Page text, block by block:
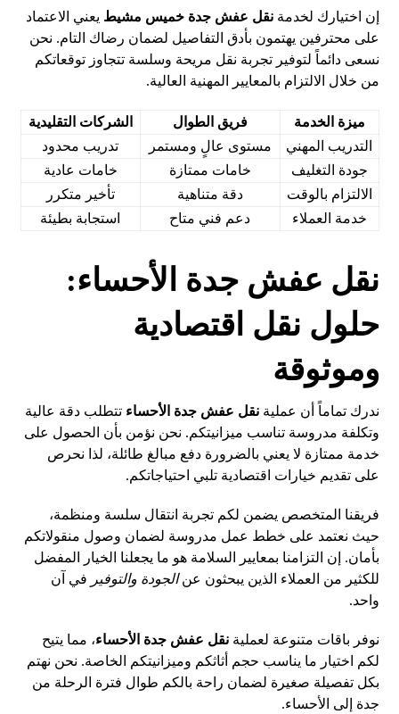
إن اختيارك لخدمةنقل عفش جدة خميس مشيط يعني الاعتماد
على محترفين يهتمون بأدق التفاصيل لضمان رضاك التام. نحن
نسعى دائماً لتوفير تجربة نقل مريحة وسلسة تتجاوز توقعاتكم
من خلال الالتزام بالمعايير المهنية العالية.
ميزة الخدمة فريق الطوال
الشركات التقليدية
التدريب المهني
مستوى عالٍ ومستمر
تدريب محدود
جودة التغليف
خامات ممتازة
خامات عادية
الالتزام بالوقت
دقة متناهية
تأخير متكرر
خدمة العملاء
دعم فني متاح استجابة بطيئة
نقل عفش جدة الأحساء:
حلول نقل اقتصادية
وموثوقة
ندرك تماماً أن عمليةنقل عفش جدة الأحساء تتطلب دقة عالية
وتكلفة مدروسة تناسب ميزانيتكم. نحن نؤمن بأن الحصول على
خدمة ممتازة لا يعني بالضرورة دفع مبالغ طائلة، لذا نحرص
على تقديم خيارات اقتصادية تلبي احتياجاتكم.
فريقنا المتخصص يضمن لكم تجربة انتقال سلسة ومنظمة،
حيث نعتمد على خطط عمل مدروسة لضمان وصول منقولاتكم
بأمان. إن التزامنا بمعايير السلامة هو ما يجعلنا الخيار المفضل
للكثير من العملاء الذين يبحثون عنالجودة والتوفير في آن
واحد.
نوفر باقات متنوعة لعمليةنقل عفش جدة الأحساء، مما يتيح
لكم اختيار ما يناسب حجم أثاثكم وميزانيتكم الخاصة. نحن نهتم
بكل تفصيلة صغيرة لضمان راحة بالكم طوال فترة الرحلة من
جدة إلى الأحساء.